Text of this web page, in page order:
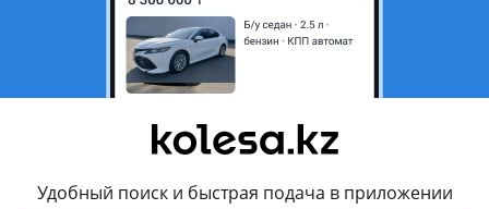
Удобный поиск и быстрая подача в приложении
Внедорожник
Объем двигателя, л
265 000 км
Автомат
Привод
Полный привод